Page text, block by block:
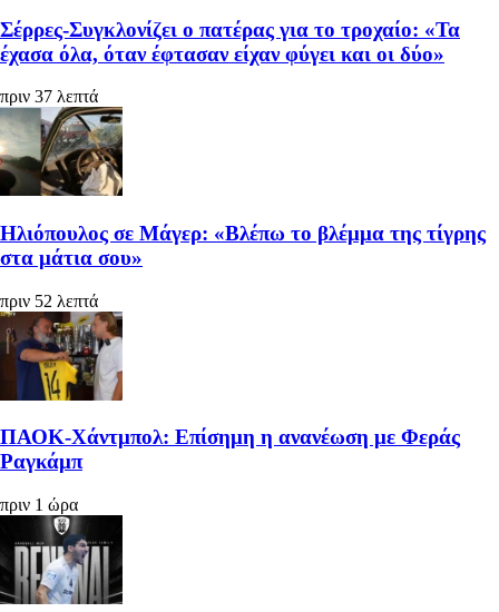
Σέρρες-Συγκλονίζει ο πατέρας για το τροχαίο: «Τα
έχασα όλα, όταν έφτασαν είχαν φύγει και οι δύο»
πριν 37 λεπτά
Ηλιόπουλος σε Μάγερ: «Βλέπω το βλέμμα της τίγρης
στα μάτια σου»
πριν 52 λεπτά
ΠΑΟΚ-Χάντμπολ: Επίσημη η ανανέωση με Φεράς
Ραγκάμπ
πριν 1 ώρα